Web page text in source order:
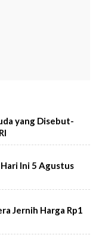
yang Disebut-
Ini 5 Agustus
Jernih Harga Rp1